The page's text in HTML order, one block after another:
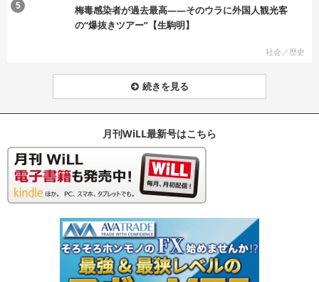
梅毒感染者が過去最高――そのウラに外国人観光客
の“爆抜きツアー”【生駒明】
社会／歴史
5
続きを見る
月刊WiLL最新号はこちら